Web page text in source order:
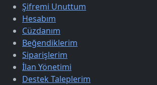
Şifremi Unuttum
Hesabım
Cüzdanım
Beğendiklerim
Siparişlerim
İlan Yönetimi
Destek Taleplerim